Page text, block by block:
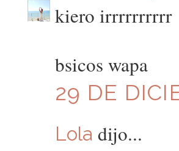
kiero irrrrrrrrrr
bsicos wapa
29 DE
Lola dijo...